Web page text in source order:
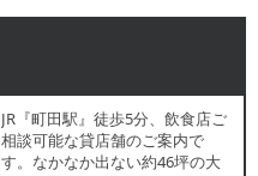
JR『町田駅』徒歩5分、飲食店ご
相談可能な貸店舗のご案内で
す。なかなか出ない約46坪の大